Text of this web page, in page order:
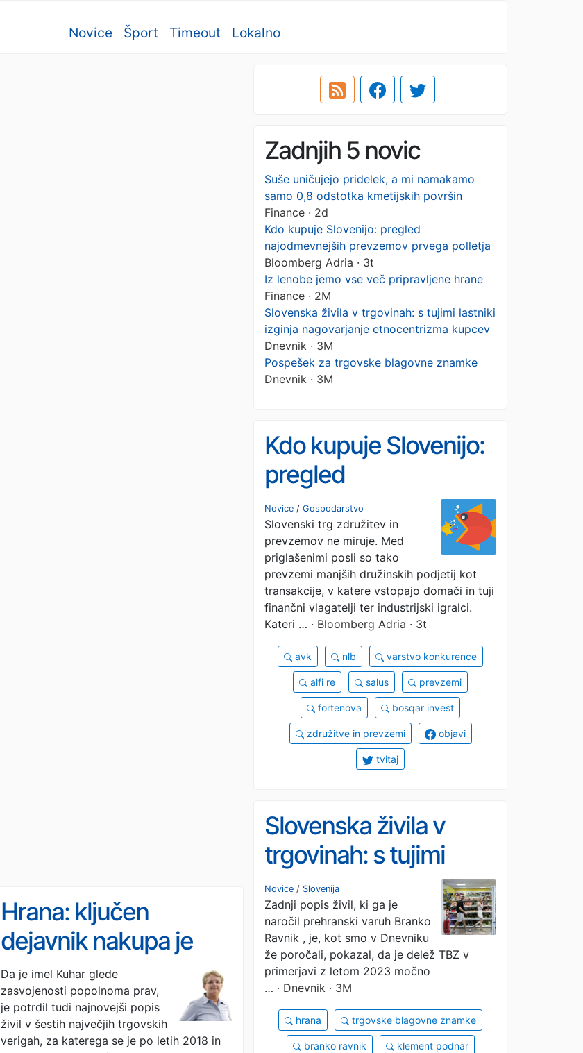
Novice Šport Timeout Lokalno
Zadnjih 5 novic
Suše uničujejo pridelek, a mi namakamo
samo 0,8 odstotka kmetijskih površin
Finance · 2d
Kdo kupuje Slovenijo: pregled
najodmevnejših prevzemov prvega polletja
Bloomberg Adria · 3t
Iz lenobe jemo vse več pripravljene hrane
Finance · 2M
Slovenska živila v trgovinah: s tujimi lastniki
izginja nagovarjanje etnocentrizma kupcev
Dnevnik · 3M
Pospešek za trgovske blagovne znamke
Dnevnik · 3M
Kdo kupuje Slovenijo:
pregled
najodmevnejših
prevzemov prvega
polletja
Novice / Gospodarstvo
Slovenski trg združitev in
prevzemov ne miruje. Med
priglašenimi posli so tako
prevzemi manjših družinskih podjetij kot
transakcije, v katere vstopajo domači in tuji
finančni vlagatelji ter industrijski igralci.
Kateri … · Bloomberg Adria · 3t
avk nlb varstvo konkurence
alfi re salus prevzemi
fortenova bosqar invest
združitve in prevzemi objavi
tvitaj
Slovenska živila v
trgovinah: s tujimi
lastniki izginja
nagovarjanje
etnocentrizma
kupcev
Novice / Slovenija
Zadnji popis živil, ki ga je
naročil prehranski varuh Branko
Ravnik , je, kot smo v Dnevniku
že poročali, pokazal, da je delež TBZ v
primerjavi z letom 2023 močno
… · Dnevnik · 3M
hrana trgovske blagovne znamke
branko ravnik klement podnar
Hrana: ključen
dejavnik nakupa je
cena
Da je imel Kuhar glede
zasvojenosti popolnoma prav,
je potrdil tudi najnovejši popis
živil v šestih največjih trgovskih
verigah, za katerega se je po letih 2018 in